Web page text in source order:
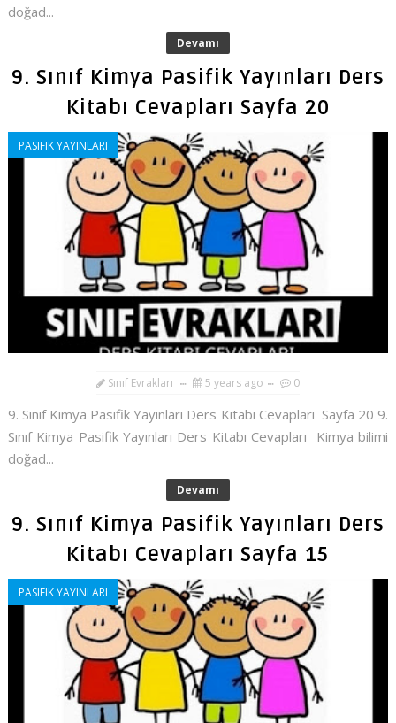
doğad...
Devamı
9. Sınıf Kimya Pasifik Yayınları Ders
Kitabı Cevapları Sayfa 20
PASIFIK YAYINLARI
Sınıf Evrakları 5 years ago 0
9. Sınıf Kimya Pasifik Yayınları Ders Kitabı Cevapları Sayfa 20 9.
Sınıf Kimya Pasifik Yayınları Ders Kitabı Cevapları Kimya bilimi
doğad...
Devamı
9. Sınıf Kimya Pasifik Yayınları Ders
Kitabı Cevapları Sayfa 15
PASIFIK YAYINLARI